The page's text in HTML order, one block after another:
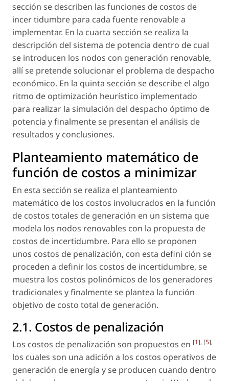
sección se describen las funciones de costos de
incer tidumbre para cada fuente renovable a
implementar. En la cuarta sección se realiza la
descripción del sistema de potencia dentro de cual
se introducen los nodos con generación renovable,
allí se pretende solucionar el problema de despacho
económico. En la quinta sección se describe el algo
ritmo de optimización heurístico implementado
para realizar la simulación del despacho óptimo de
potencia y finalmente se presentan el análisis de
resultados y conclusiones.
Planteamiento matemático de
función de costos a minimizar
En esta sección se realiza el planteamiento
matemático de los costos involucrados en la función
de costos totales de generación en un sistema que
modela los nodos renovables con la propuesta de
costos de incertidumbre. Para ello se proponen
unos costos de penalización, con esta defini ción se
proceden a definir los costos de incertidumbre, se
muestra los costos polinómicos de los generadores
tradicionales y finalmente se plantea la función
objetivo de costo total de generación.
2.1. Costos de penalización
Los costos de penalización son propuestos en [1], [5],
los cuales son una adición a los costos operativos de
generación de energía y se producen cuando dentro